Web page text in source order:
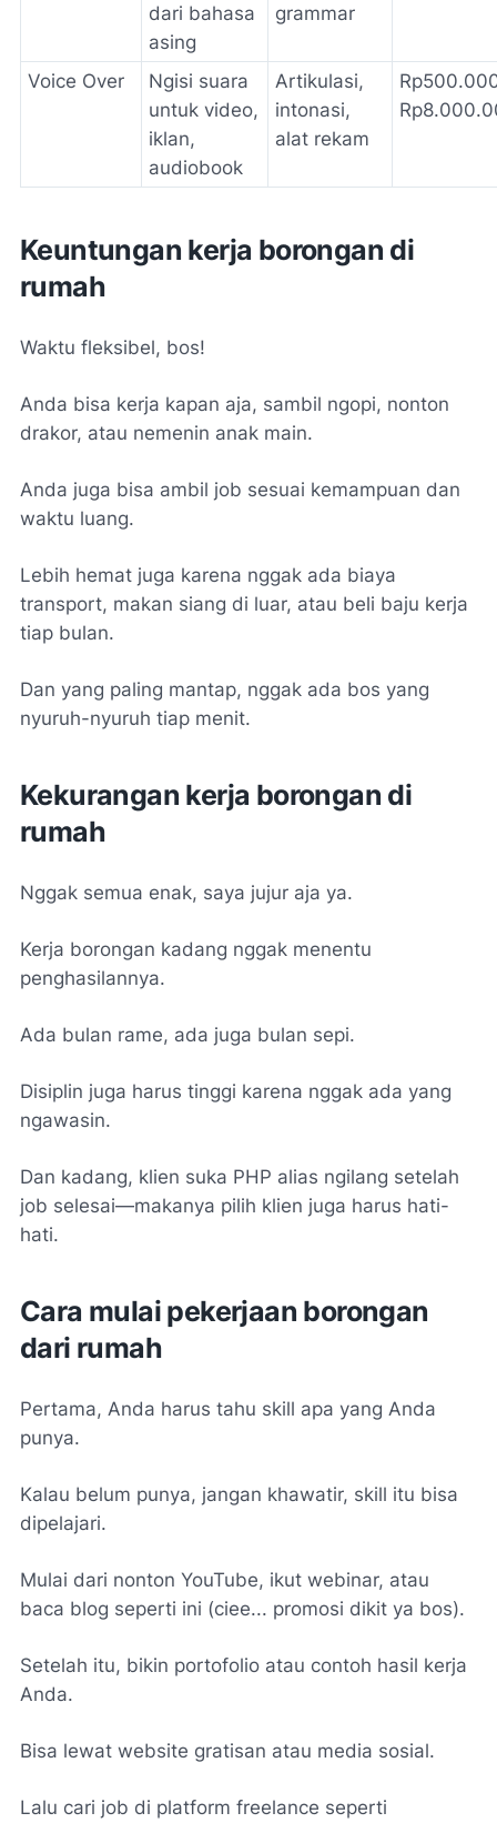
dari bahasa
asing
grammar
Voice Over
Ngisi suara
untuk video,
iklan,
audiobook
Artikulasi,
intonasi,
alat rekam
Keuntungan kerja borongan di
rumah
Waktu fleksibel, bos!
Anda bisa kerja kapan aja, sambil ngopi, nonton
drakor, atau nemenin anak main.
Anda juga bisa ambil job sesuai kemampuan dan
waktu luang.
Lebih hemat juga karena nggak ada biaya
transport, makan siang di luar, atau beli baju kerja
tiap bulan.
Dan yang paling mantap, nggak ada bos yang
nyuruh-nyuruh tiap menit.
Kekurangan kerja borongan di
rumah
Nggak semua enak, saya jujur aja ya.
Kerja borongan kadang nggak menentu
penghasilannya.
Ada bulan rame, ada juga bulan sepi.
Disiplin juga harus tinggi karena nggak ada yang
ngawasin.
Dan kadang, klien suka PHP alias ngilang setelah
job selesai—makanya pilih klien juga harus hati-
hati.
Cara mulai pekerjaan borongan
dari rumah
Pertama, Anda harus tahu skill apa yang Anda
punya.
Kalau belum punya, jangan khawatir, skill itu bisa
dipelajari.
Mulai dari nonton YouTube, ikut webinar, atau
baca blog seperti ini (ciee... promosi dikit ya bos).
Setelah itu, bikin portofolio atau contoh hasil kerja
Anda.
Bisa lewat website gratisan atau media sosial.
Lalu cari job di platform freelance seperti